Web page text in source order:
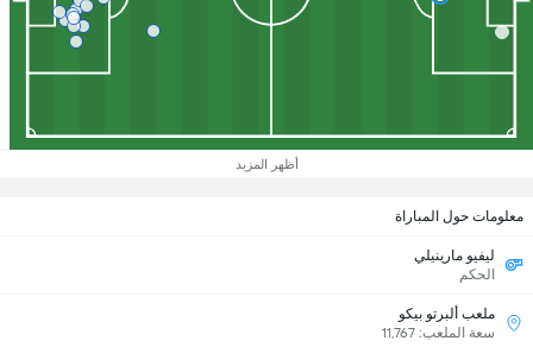
أظهر المزيد
معلومات حول المباراة
ليفيو مارينيلي
الحكم
ملعب ألبرتو بيكو
سعة الملعب: 11,767